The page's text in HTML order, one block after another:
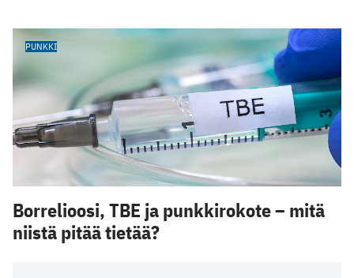
PUNKKI
Borrelioosi, TBE ja punkkirokote – mitä
niistä pitää tietää?